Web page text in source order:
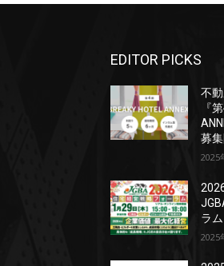
EDITOR PICKS
不
『
募
2025
ラ
2025